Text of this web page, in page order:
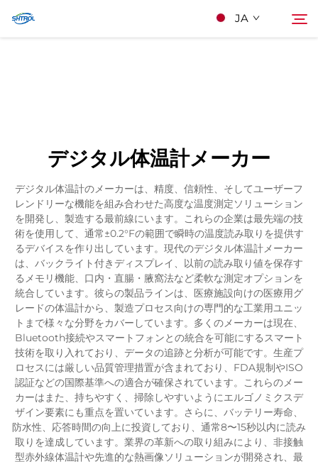
JA
連絡する
デジタル体温計メーカー
デジタル体温計のメーカーは、精度、信頼性、そしてユーザーフ
レンドリーな機能を組み合わせた高度な温度測定ソリューション
を開発し、製造する最前線にいます。これらの企業は最先端の技
術を使用して、通常±0.2°Fの範囲で瞬時の温度読み取りを提供す
るデバイスを作り出しています。現代のデジタル体温計メーカー
は、バックライト付きディスプレイ、以前の読み取り値を保存す
るメモリ機能、口内・直腸・腋窩法など柔軟な測定オプションを
統合しています。彼らの製品ラインは、医療施設向けの医療用グ
レードの体温計から、製造プロセス向けの専門的な工業用ユニッ
トまで様々な分野をカバーしています。多くのメーカーは現在、
Bluetooth接続やスマートフォンとの統合を可能にするスマート
技術を取り入れており、データの追跡と分析が可能です。生産プ
ロセスには厳しい品質管理措置が含まれており、FDA規制やISO
認証などの国際基準への適合が確保されています。これらのメー
カーはまた、持ちやすく、掃除しやすいようにエルゴノミクスデ
ザイン要素にも重点を置いています。さらに、バッテリー寿命、
防水性、応答時間の向上に投資しており、通常8〜15秒以内に読み
取りを達成しています。業界の革新への取り組みにより、非接触
型赤外線体温計や先進的な熱画像ソリューションが開発され、最